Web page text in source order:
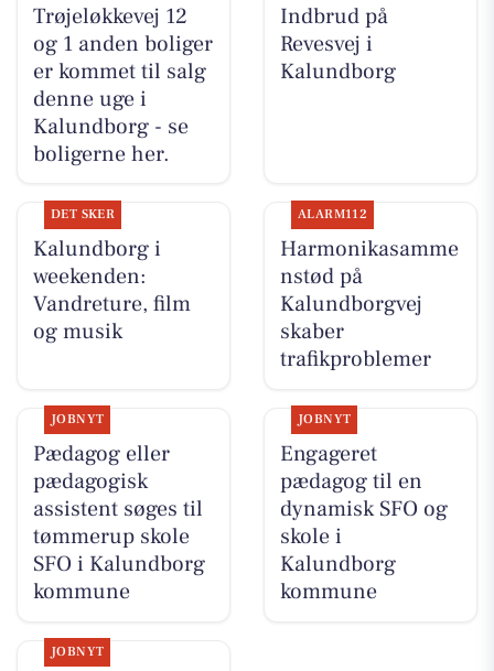
Trøjeløkkevej 12
og 1 anden boliger
er kommet til salg
denne uge i
Kalundborg - se
boligerne her.
Indbrud på
Revesvej i
Kalundborg
DET SKER
Kalundborg i
weekenden:
Vandreture, film
og musik
ALARM112
Harmonikasamme
nstød på
Kalundborgvej
skaber
trafikproblemer
JOBNYT
Pædagog eller
pædagogisk
assistent søges til
tømmerup skole
SFO i Kalundborg
kommune
JOBNYT
Engageret
pædagog til en
dynamisk SFO og
skole i
Kalundborg
kommune
JOBNYT